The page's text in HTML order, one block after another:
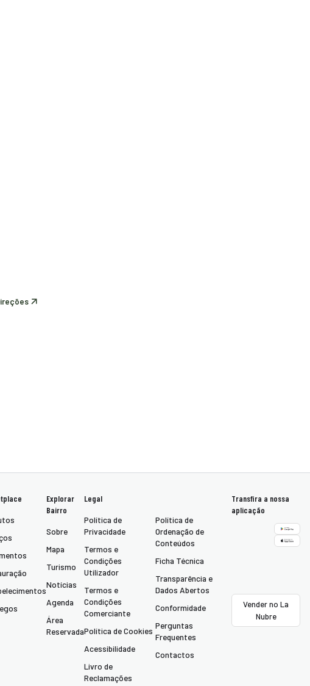
Explorar
Bairro
Sobre
Mapa
Turismo
Notícias
Agenda
Área
Reservada
Legal
Política de
Privacidade
Termos e
Condições
Utilizador
Termos e
Condições
Comerciante
Política de Cookies
Acessibilidade
Livro de
Reclamações
Política de
Ordenação de
Conteúdos
Ficha Técnica
Transparência e
Dados Abertos
Conformidade
Perguntas
Frequentes
Contactos
Transfira a nossa
aplicação
Vender no La
Nubre